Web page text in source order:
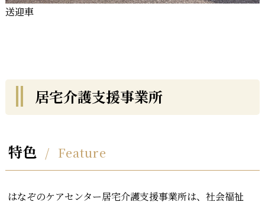
送迎車
居宅介護支援事業所
特色 Feature
はなぞのケアセンター居宅介護支援事業所は、社会福祉